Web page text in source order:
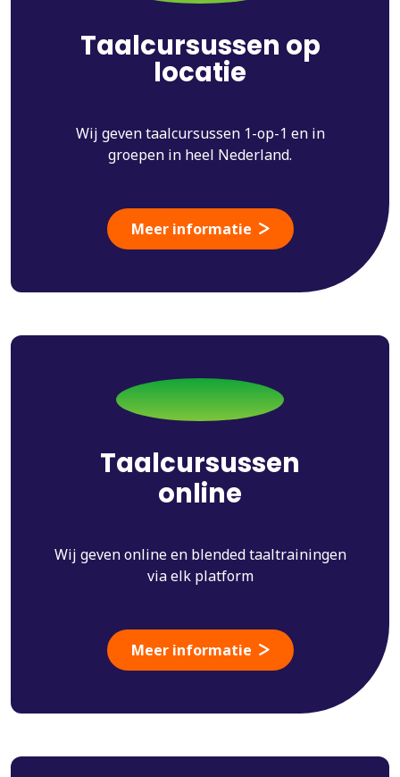
Taalcursussen op
locatie
Wij geven taalcursussen 1-op-1 en in
groepen in heel Nederland.
Meer informatie
Taalcursussen
online
Wij geven online en blended taaltrainingen
via elk platform
Meer informatie